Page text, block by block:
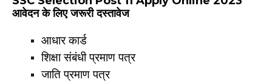
आवेदन के लिए जरूरी दस्तावेज
आधार कार्ड
शिक्षा संबंधी प्रमाण पत्र
जाति प्रमाण पत्र